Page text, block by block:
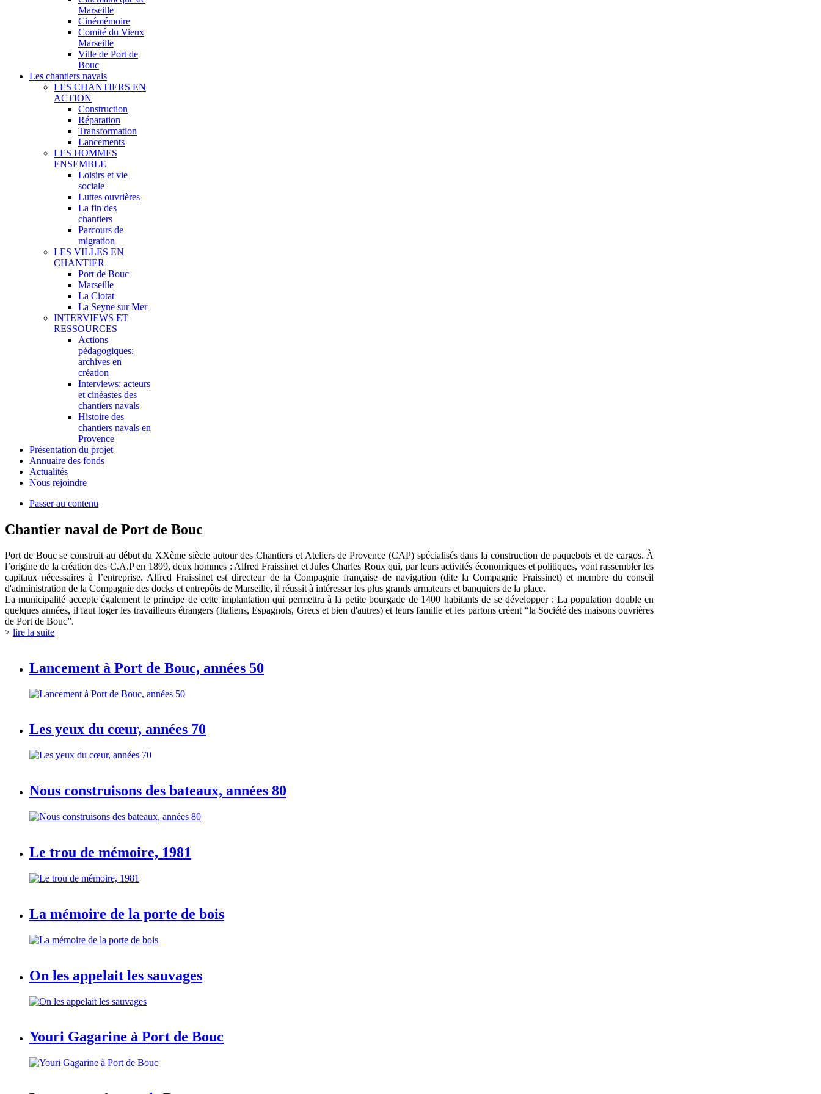
Marseille
Cinémémoire
Comité du Vieux
Marseille
Ville de Port de
Bouc
Les chantiers navals
LES CHANTIERS EN
ACTION
Construction
Réparation
Transformation
Lancements
LES HOMMES
ENSEMBLE
Loisirs et vie
sociale
Luttes ouvrières
La fin des
chantiers
Parcours de
migration
LES VILLES EN
CHANTIER
Port de Bouc
Marseille
La Ciotat
La Seyne sur Mer
INTERVIEWS ET
RESSOURCES
Actions
pédagogiques:
archives en
création
Interviews: acteurs
et cinéastes des
chantiers navals
Histoire des
chantiers navals en
Provence
Présentation du projet
Annuaire des fonds
Actualités
Nous rejoindre
Passer au contenu
Chantier naval de Port de Bouc
Port de Bouc se construit au début du XXème siècle autour des Chantiers et Ateliers de Provence (CAP) spécialisés dans la construction de paquebots et de cargos. À
l’origine de la création des C.A.P en 1899, deux hommes : Alfred Fraissinet et Jules Charles Roux qui, par leurs activités économiques et politiques, vont rassembler les
capitaux nécessaires à l’entreprise. Alfred Fraissinet est directeur de la Compagnie française de navigation (dite la Compagnie Fraissinet) et membre du conseil
d'administration de la Compagnie des docks et entrepôts de Marseille, il réussit à intéresser les plus grands armateurs et banquiers de la place.
La municipalité accepte également le principe de cette implantation qui permettra à la petite bourgade de 1400 habitants de se développer : La population double en
quelques années, il faut loger les travailleurs étrangers (Italiens, Espagnols, Grecs et bien d'autres) et leurs famille et les partons créent “la Société des maisons ouvrières
de Port de Bouc”.
> lire la suite
Lancement à Port de Bouc, années 50
Les yeux du cœur, années 70
Nous construisons des bateaux, années 80
Le trou de mémoire, 1981
La mémoire de la porte de bois
On les appelait les sauvages
Youri Gagarine à Port de Bouc